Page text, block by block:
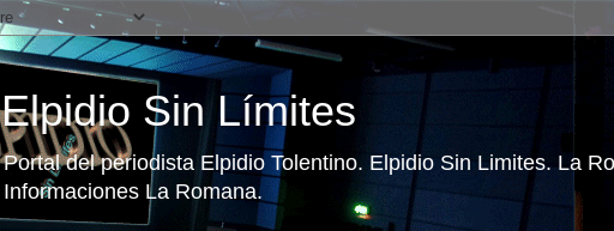
Elpidio Sin Límites
Portal del periodista Elpidio Tolentino. Elpidio Sin Limites. La
Informaciones La Romana.